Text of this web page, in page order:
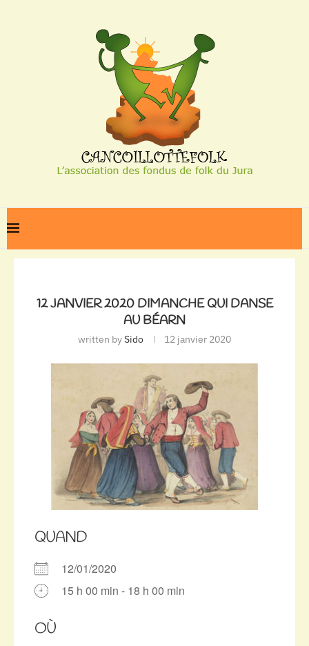
12 JANVIER 2020 DIMANCHE QUI DANSE
AU BÉARN
written bySido 12 janvier 2020
QUAND
12/01/2020
15 h 00 min - 18 h 00 min
OÙ